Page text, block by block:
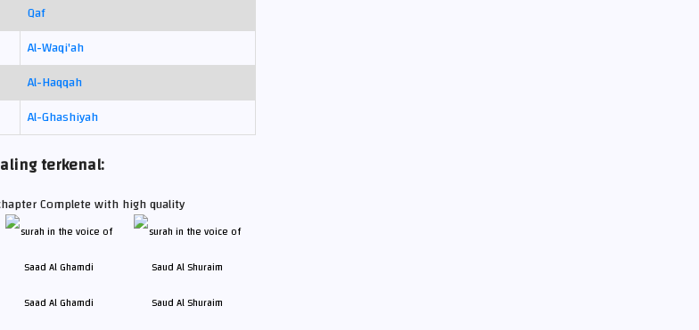
Qaf
Al-Waqi'ah
Al-Haqqah
Al-Ghashiyah
terkenal:
Complete with high quality
Saad Al Ghamdi Saud Al Shuraim